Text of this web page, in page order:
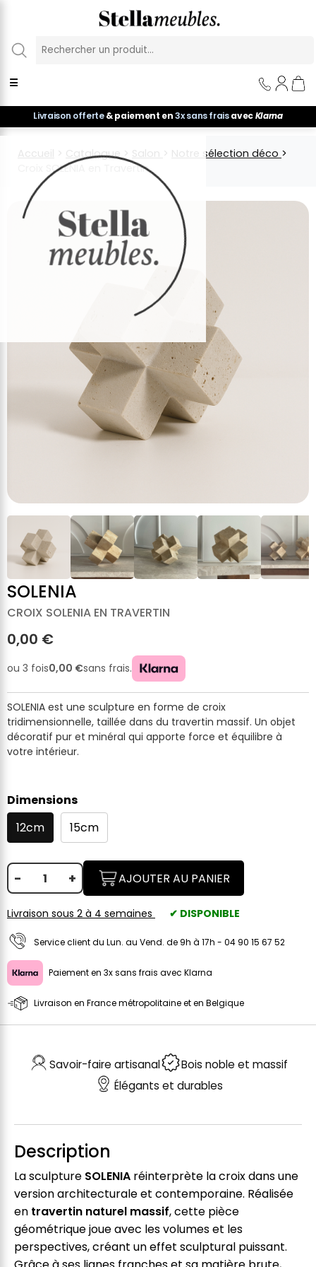
☰
Livraison offerte& paiement en3x sans fraisavecKlarna
Accueil > Catalogue > Salon > Notre sélection déco >
Croix SOLENIA en Travertin
SOLENIA
CROIX SOLENIA EN TRAVERTIN
0,00 €
ou 3 fois0,00 €sans frais.
SOLENIA est une sculpture en forme de croix
tridimensionnelle, taillée dans du travertin massif. Un objet
décoratif pur et minéral qui apporte force et équilibre à
votre intérieur.
Dimensions
12cm
15cm
- + AJOUTER AU PANIER
Livraison sous 2 à 4 semaines ✔ DISPONIBLE
Service client du Lun. au Vend. de 9h à 17h - 04 90 15 67 52
Paiement en 3x sans frais avec Klarna
Livraison en France métropolitaine et en Belgique
Savoir-faire artisanal
Bois noble et massif
Élégants et durables
Description
La sculpture SOLENIA réinterprète la croix dans une
version architecturale et contemporaine. Réalisée
en travertin naturel massif, cette pièce
géométrique joue avec les volumes et les
perspectives, créant un effet sculptural puissant.
Panneau de gestion des cookies